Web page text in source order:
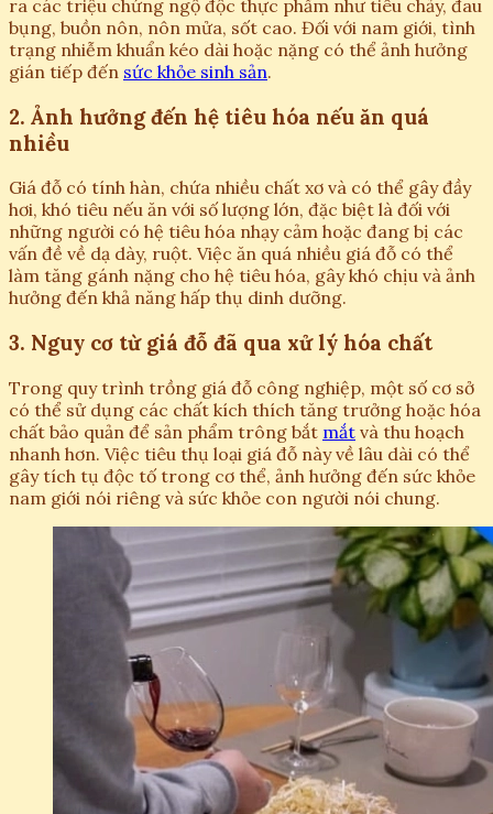
ra các triệu chứng ngộ độc thực phẩm như tiêu chảy, đau
bụng, buồn nôn, nôn mửa, sốt cao. Đối với nam giới, tình
trạng nhiễm khuẩn kéo dài hoặc nặng có thể ảnh hưởng
gián tiếp đến sức khỏe sinh sản.
2. Ảnh hưởng đến hệ tiêu hóa nếu ăn quá
nhiều
Giá đỗ có tính hàn, chứa nhiều chất xơ và có thể gây đầy
hơi, khó tiêu nếu ăn với số lượng lớn, đặc biệt là đối với
những người có hệ tiêu hóa nhạy cảm hoặc đang bị các
vấn đề về dạ dày, ruột. Việc ăn quá nhiều giá đỗ có thể
làm tăng gánh nặng cho hệ tiêu hóa, gây khó chịu và ảnh
hưởng đến khả năng hấp thụ dinh dưỡng.
3. Nguy cơ từ giá đỗ đã qua xử lý hóa chất
Trong quy trình trồng giá đỗ công nghiệp, một số cơ sở
có thể sử dụng các chất kích thích tăng trưởng hoặc hóa
chất bảo quản để sản phẩm trông bắt mắt và thu hoạch
nhanh hơn. Việc tiêu thụ loại giá đỗ này về lâu dài có thể
gây tích tụ độc tố trong cơ thể, ảnh hưởng đến sức khỏe
nam giới nói riêng và sức khỏe con người nói chung.